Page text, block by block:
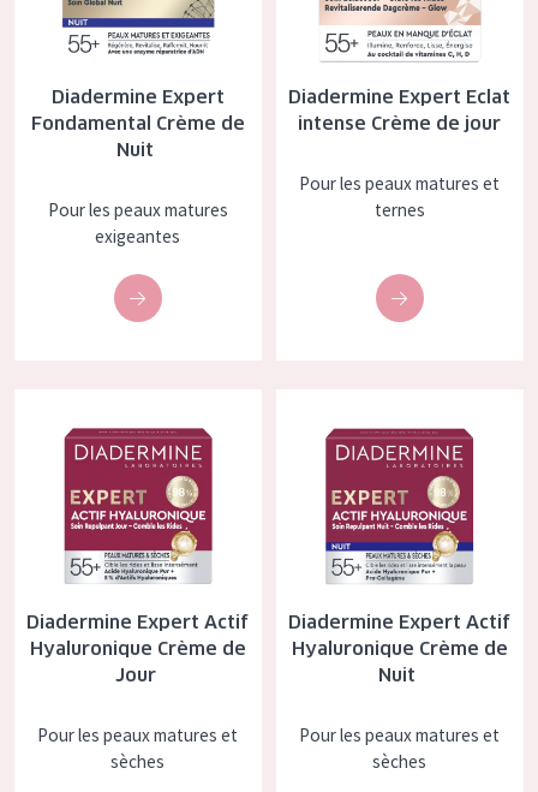
Diadermine Expert
Fondamental Crème de
Nuit
Pour les peaux matures
exigeantes
Diadermine Expert Eclat
intense Crème de jour
Pour les peaux matures et
ternes
Diadermine Expert Actif
Hyaluronique Crème de
Jour
Pour les peaux matures et
sèches
Diadermine Expert Actif
Hyaluronique Crème de
Nuit
Pour les peaux matures et
sèches